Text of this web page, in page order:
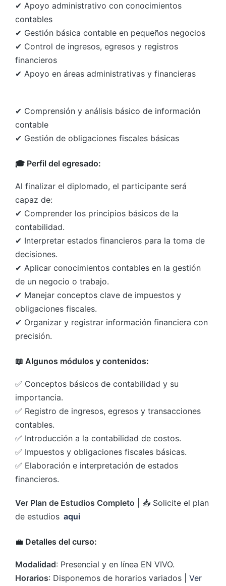
✔ Apoyo administrativo con conocimientos
contables
✔ Gestión básica contable en pequeños negocios
✔ Control de ingresos, egresos y registros
financieros
✔ Apoyo en áreas administrativas y financieras
✔ Comprensión y análisis básico de información
contable
✔ Gestión de obligaciones fiscales básicas
🎓 Perfil del egresado:
Al finalizar el diplomado, el participante será
capaz de:
✔ Comprender los principios básicos de la
contabilidad.
✔ Interpretar estados financieros para la toma de
decisiones.
✔ Aplicar conocimientos contables en la gestión
de un negocio o trabajo.
✔ Manejar conceptos clave de impuestos y
obligaciones fiscales.
✔ Organizar y registrar información financiera con
precisión.
📖 Algunos módulos y contenidos:
✅ Conceptos básicos de contabilidad y su
importancia.
✅ Registro de ingresos, egresos y transacciones
contables.
✅ Introducción a la contabilidad de costos.
✅ Impuestos y obligaciones fiscales básicas.
✅ Elaboración e interpretación de estados
financieros.
Ver Plan de Estudios Completo | 📥 Solicite el plan
de estudios aqui
💼 Detalles del curso:
Modalidad: Presencial y en línea EN VIVO.
Horarios: Disponemos de horarios variados | Ver